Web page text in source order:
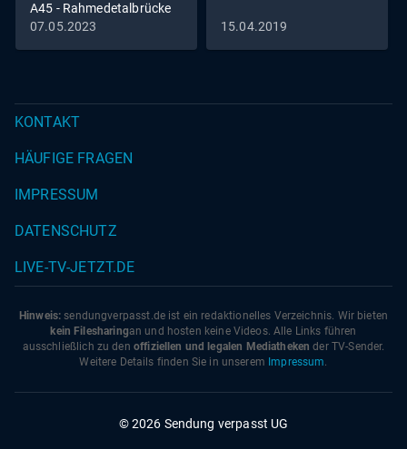
A45 - Rahmedetalbrücke
in Lüdenscheid fällt
07.05.2023 15.04.2019
KONTAKT
HÄUFIGE FRAGEN
IMPRESSUM
DATENSCHUTZ
LIVE-TV-JETZT.DE
Hinweis: sendungverpasst.de ist ein redaktionelles Verzeichnis. Wir bieten
kein Filesharingan und hosten keine Videos. Alle Links führen
ausschließlich zu den offiziellen und legalen Mediatheken der TV-Sender.
Weitere Details finden Sie in unserem Impressum.
© 2026 Sendung verpasst UG